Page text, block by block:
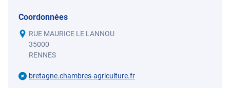
Coordonnées
RUE MAURICE LE LANNOU
35000
RENNES
bretagne.chambres-agriculture.fr